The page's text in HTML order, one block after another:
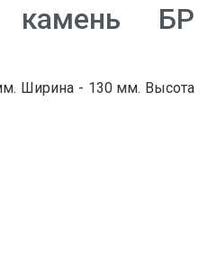
камень БР
Ширина - 130 мм. Высота